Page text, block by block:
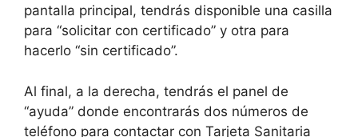
pantalla principal, tendrás disponible una casilla
para “solicitar con certificado” y otra para
hacerlo “sin certificado”.
Al final, a la derecha, tendrás el panel de
“ayuda” donde encontrarás dos números de
teléfono para contactar con Tarjeta Sanitaria